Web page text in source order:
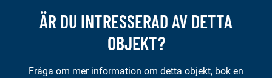
ÄR DU INTRESSERAD AV DETTA
OBJEKT?
Fråga om mer information om detta objekt, bok en